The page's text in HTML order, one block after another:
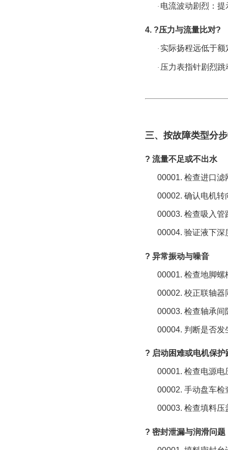
· 电流波动剧烈：
4. ?压力与流量比对?
· 实际扬程远低于
· 压力表指针剧烈
三、按故障类型分
? 流量不足或不出水
00001. 检查进口滤
00002. 确认电机转
00003. 检查吸入管
00004. 验证液下深
? 异常振动与噪音
00001. 检查地脚螺
00002. 校正联轴器
00003. 检查轴承间
00004. 判断是否发
? 启动困难或电机保护
00001. 检查电源电
00002. 手动盘车检
00003. 检查填料压
? 密封泄漏与润滑问题